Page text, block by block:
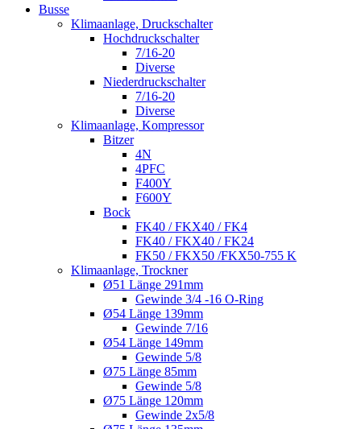
Busse
Klimaanlage, Druckschalter
Hochdruckschalter
7/16-20
Diverse
Niederdruckschalter
7/16-20
Diverse
Klimaanlage, Kompressor
Bitzer
4N
4PFC
F400Y
F600Y
Bock
FK40 / FKX40 / FK4
FK40 / FKX40 / FK24
FK50 / FKX50 /FKX50-755 K
Klimaanlage, Trockner
Ø51 Länge 291mm
Gewinde 3/4 -16 O-Ring
Ø54 Länge 139mm
Gewinde 7/16
Ø54 Länge 149mm
Gewinde 5/8
Ø75 Länge 85mm
Gewinde 5/8
Ø75 Länge 120mm
Gewinde 2x5/8